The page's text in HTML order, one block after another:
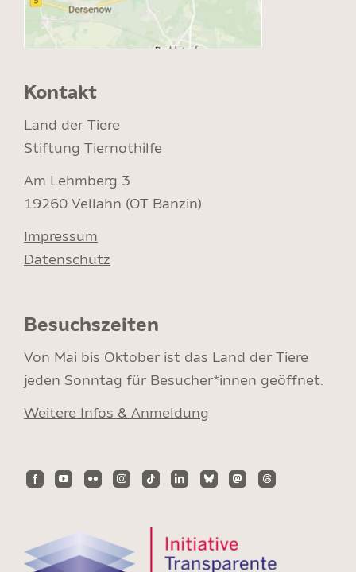
Kontakt
Land der Tiere
Stiftung Tiernothilfe
Am Lehmberg 3
19260 Vellahn (OT Banzin)
Impressum
Datenschutz
Besuchszeiten
Von Mai bis Oktober ist das Land der Tiere
jeden Sonntag für Besucher*innen geöffnet.
Weitere Infos & Anmeldung